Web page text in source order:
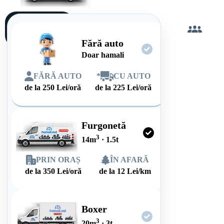
Fără auto
Doar hamali
FĂRĂ AUTO
de la250 Lei/oră
*
CU AUTO
de la225 Lei/oră
Furgonetă
14m3 · 1.5t
PRIN ORAȘ
de la 350 Lei/oră
ÎN AFARĂ
de la 12 Lei/km
Boxer
3
singur